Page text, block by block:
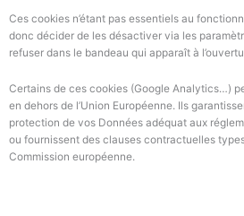
Ces cookies n’étant pas essentiels au
donc décider de les désactiver via les
refuser dans le bandeau qui apparaît à
Certains de ces cookies (Google Analytics…)
en dehors de l’Union Européenne. Ils
protection de vos Données adéquat aux
ou fournissent des clauses contractuelles
Commission européenne.